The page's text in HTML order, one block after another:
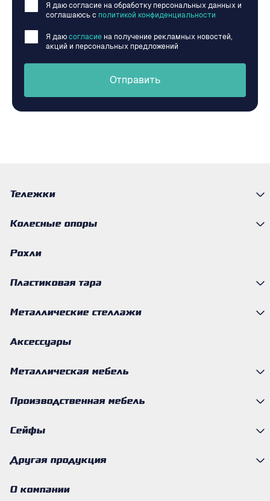
Я даю согласие на обработку персональных данных и
соглашаюсь c политикой конфиденциальности
Я даю согласие на получение рекламных новостей,
акций и персональных предложений
Отправить
Тележки
Колесные опоры
Рохли
Пластиковая тара
Металлические стеллажи
Аксессуары
Металлическая мебель
Производственная мебель
Сейфы
Другая продукция
О компании